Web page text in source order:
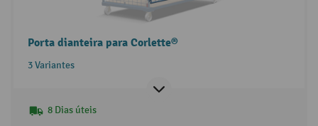
Porta dianteira para Corlette®
3 Variantes
8 Dias úteis